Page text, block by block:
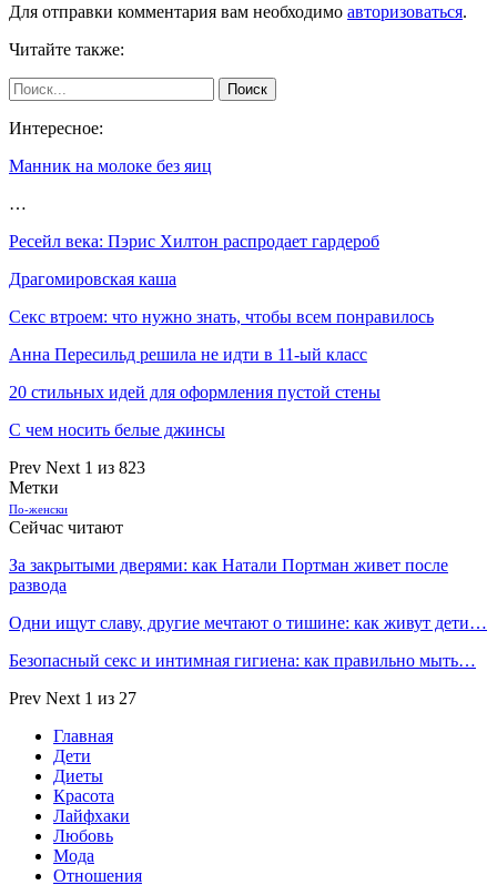
Для отправки комментария вам необходимо авторизоваться.
Читайте также:
Интересное:
Манник на молоке без яиц
…
Ресейл века: Пэрис Хилтон распродает гардероб
Драгомировская каша
Секс втроем: что нужно знать, чтобы всем понравилось
Анна Пересильд решила не идти в 11-ый класс
20 стильных идей для оформления пустой стены
С чем носить белые джинсы
Prev Next 1 из 823
Метки
По-женски
Сейчас читают
За закрытыми дверями: как Натали Портман живет после
развода
Одни ищут славу, другие мечтают о тишине: как живут дети…
Безопасный секс и интимная гигиена: как правильно мыть…
Prev Next 1 из 27
Главная
Дети
Диеты
Красота
Лайфхаки
Любовь
Мода
Отношения